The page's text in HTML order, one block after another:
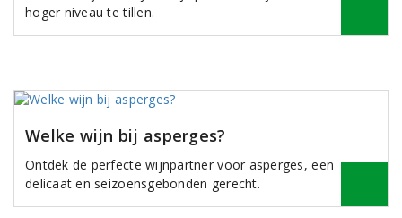
hoger niveau te tillen.
Welke wijn bij asperges?
Ontdek de perfecte wijnpartner voor asperges, een
delicaat en seizoensgebonden gerecht.